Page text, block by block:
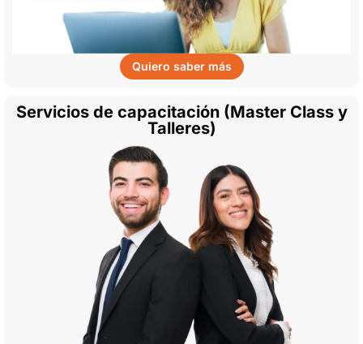
Quiero saber más
Servicios de capacitación (Master Class y
Talleres)